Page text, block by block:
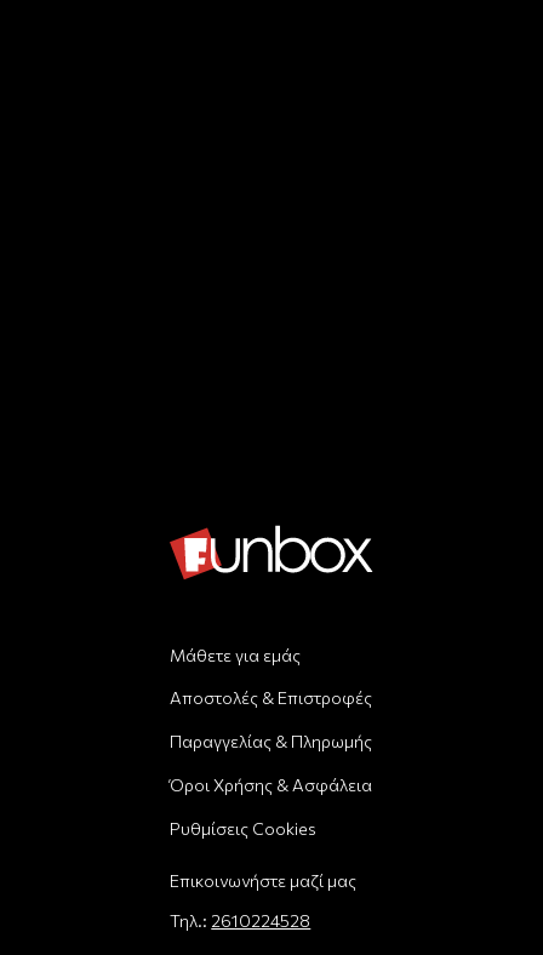
Μάθετε για εμάς
Αποστολές & Επιστροφές
Παραγγελίας & Πληρωμής
Όροι Χρήσης & Ασφάλεια
Ρυθμίσεις Cookies
Επικοινωνήστε μαζί μας
Τηλ.: 2610224528